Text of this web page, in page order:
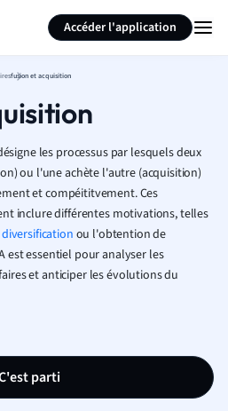
Accéder l'application
fusion et acquisition
les processus par lesquels deux
ou l'une achète l'autre (acquisition)
et compéititvement. Ces
inclure différentes motivations, telles
diversification ou l'obtention de
est essentiel pour analyser les
et anticiper les évolutions du
parti
Résumer la page